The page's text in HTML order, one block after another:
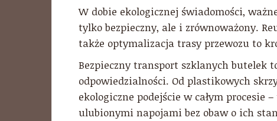
W dobie ekologicznej świadomości,
tylko bezpieczny, ale i zrównoważony.
także optymalizacja trasy przewozu to
Bezpieczny transport szklanych butelek
odpowiedzialności. Od plastikowych
ekologiczne podejście w całym procesie
ulubionymi napojami bez obaw o ich